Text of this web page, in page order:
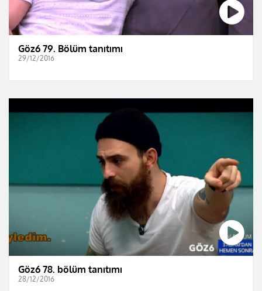
Göz6 79. Bölüm tanıtımı
29/12/2016
Göz6 78. bölüm tanıtımı
28/12/2016